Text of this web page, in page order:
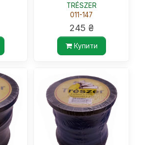
TRÉSZER
011-147
245 ₴
Купити